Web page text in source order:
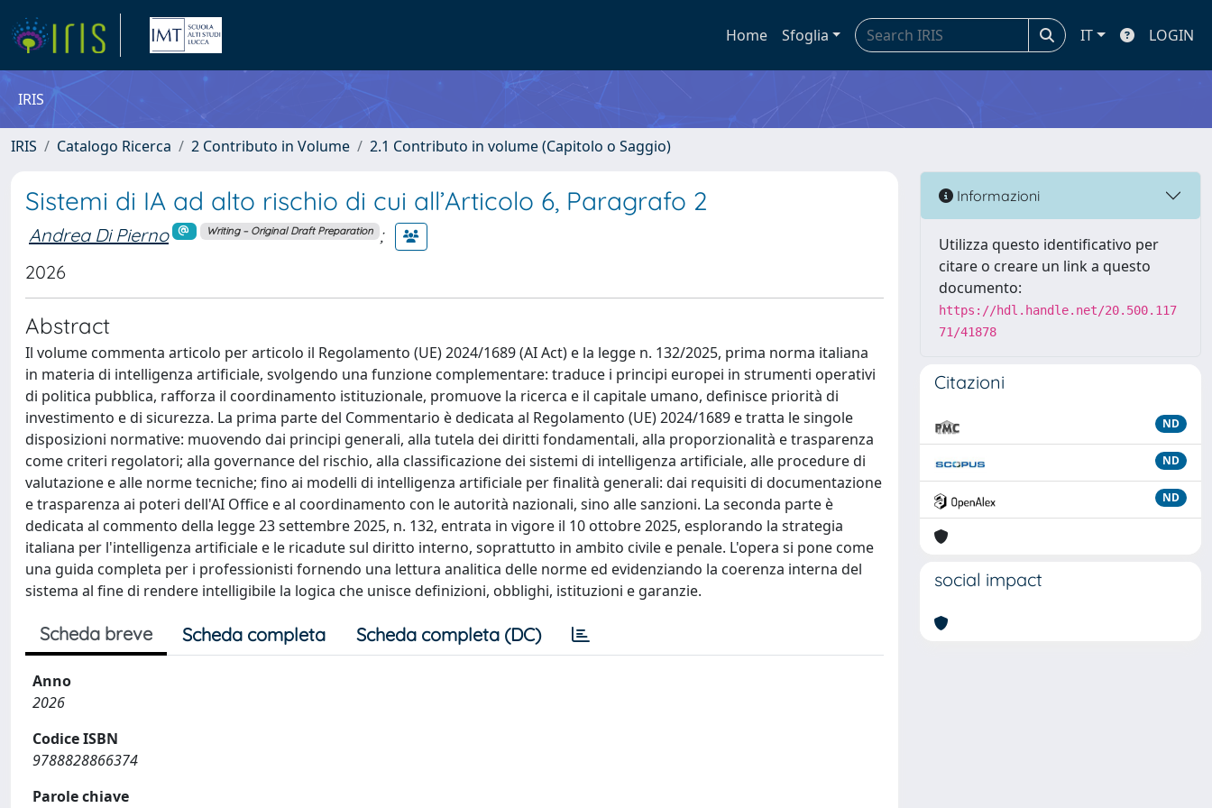
Home Sfoglia IT LOGIN
IRIS
IRIS Catalogo Ricerca 2 Contributo in Volume 2.1 Contributo in volume (Capitolo o Saggio)
Sistemi di IA ad alto rischio di cui all’Articolo 6, Paragrafo 2
Andrea Di Pierno Writing – Original Draft Preparation
;
2026
Abstract
Il volume commenta articolo per articolo il Regolamento (UE) 2024/1689 (AI Act) e la legge n. 132/2025, prima norma italiana
in materia di intelligenza artificiale, svolgendo una funzione complementare: traduce i principi europei in strumenti operativi
di politica pubblica, rafforza il coordinamento istituzionale, promuove la ricerca e il capitale umano, definisce priorità di
investimento e di sicurezza. La prima parte del Commentario è dedicata al Regolamento (UE) 2024/1689 e tratta le singole
disposizioni normative: muovendo dai principi generali, alla tutela dei diritti fondamentali, alla proporzionalità e trasparenza
come criteri regolatori; alla governance del rischio, alla classificazione dei sistemi di intelligenza artificiale, alle procedure di
valutazione e alle norme tecniche; fino ai modelli di intelligenza artificiale per finalità generali: dai requisiti di documentazione
e trasparenza ai poteri dell'AI Office e al coordinamento con le autorità nazionali, sino alle sanzioni. La seconda parte è
dedicata al commento della legge 23 settembre 2025, n. 132, entrata in vigore il 10 ottobre 2025, esplorando la strategia
italiana per l'intelligenza artificiale e le ricadute sul diritto interno, soprattutto in ambito civile e penale. L'opera si pone come
una guida completa per i professionisti fornendo una lettura analitica delle norme ed evidenziando la coerenza interna del
sistema al fine di rendere intelligibile la logica che unisce definizioni, obblighi, istituzioni e garanzie.
Scheda breve Scheda completa Scheda completa (DC)
Anno
2026
Codice ISBN
9788828866374
Parole chiave
Informazioni
Utilizza questo identificativo per
citare o creare un link a questo
documento:
https://hdl.handle.net/20.500.117
71/41878
Citazioni
ND
ND
ND
social impact